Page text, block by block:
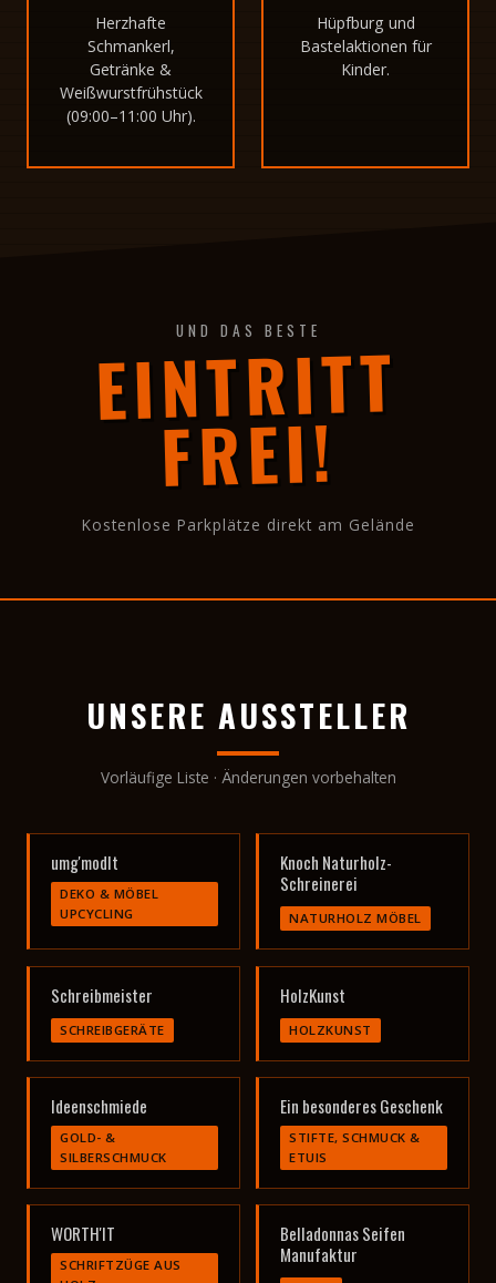
Herzhafte
Schmankerl,
Getränke &
Weißwurstfrühstück
(09:00–11:00 Uhr).
Hüpfburg und
Bastelaktionen für
Kinder.
UND DAS BESTE
EINTRITT
FREI!
Kostenlose Parkplätze direkt am Gelände
UNSERE AUSSTELLER
Vorläufige Liste · Änderungen vorbehalten
umg'modlt
DEKO & MÖBEL
UPCYCLING
Knoch Naturholz-
Schreinerei
NATURHOLZ MÖBEL
Schreibmeister
SCHREIBGERÄTE
HolzKunst
HOLZKUNST
Ideenschmiede
GOLD- &
SILBERSCHMUCK
Ein besonderes Geschenk
STIFTE, SCHMUCK &
ETUIS
WORTH'IT
SCHRIFTZÜGE AUS
Belladonnas Seifen
Manufaktur